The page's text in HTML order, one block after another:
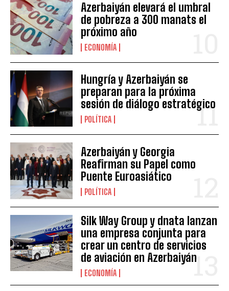
Azerbaiyán elevará el umbral
de pobreza a 300 manats el
próximo año
ECONOMÍA
Hungría y Azerbaiyán se
preparan para la próxima
sesión de diálogo estratégico
POLÍTICA
Azerbaiyán y Georgia
Reafirman su Papel como
Puente Euroasiático
POLÍTICA
Silk Way Group y dnata lanzan
una empresa conjunta para
crear un centro de servicios
de aviación en Azerbaiyán
ECONOMÍA